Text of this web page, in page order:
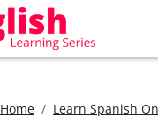
Home Learn Spanish